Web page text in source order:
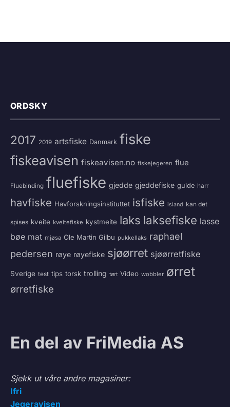
ORDSKY
2017 2019 artsfiske Danmark fiske
fiskeavisen fiskeavisen.no fiskejegeren flue
Fluebinding fluefiske gjedde gjeddefiske guide harr
havfiske Havforskningsinstituttet isfiske island kan det
spises kveite kveitefiske kystmeite laks laksefiske lasse
bøe mat mjøsa Ole Martin Gilbu pukkellaks raphael
pedersen røye røyefiske sjøørret sjøørretfiske
Sverige test tips torsk trolling tørt Video wobbler ørret
ørretfiske
En del av FriMedia AS
Sjekk ut våre andre magasiner:
Ifri
Jegeravisen